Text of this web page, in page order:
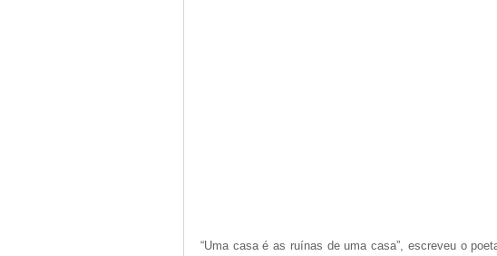
“Uma casa é as ruínas de uma casa”, escreveu o